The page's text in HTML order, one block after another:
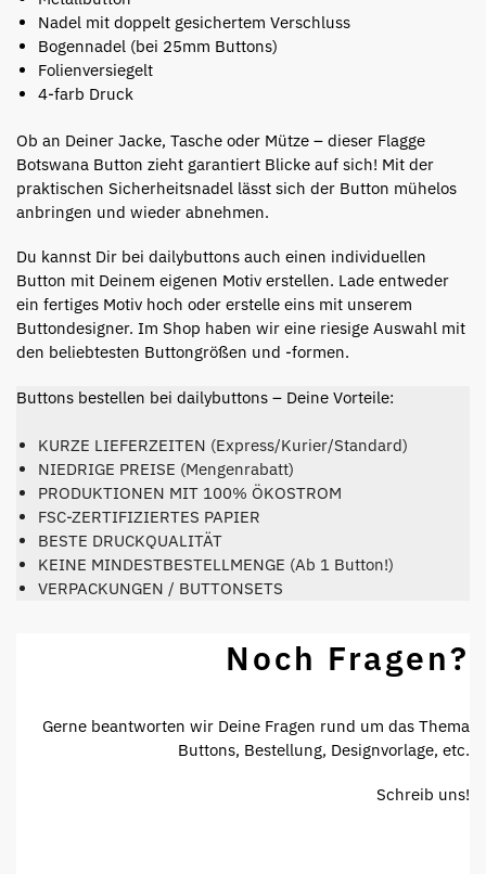
Nadel mit doppelt gesichertem Verschluss
Bogennadel (bei 25mm Buttons)
Folienversiegelt
4-farb Druck
Ob an Deiner Jacke, Tasche oder Mütze – dieser Flagge
Botswana Button zieht garantiert Blicke auf sich! Mit der
praktischen Sicherheitsnadel lässt sich der Button mühelos
anbringen und wieder abnehmen.
Du kannst Dir bei dailybuttons auch einen individuellen
Button mit Deinem eigenen Motiv erstellen. Lade entweder
ein fertiges Motiv hoch oder erstelle eins mit unserem
Buttondesigner. Im Shop haben wir eine riesige Auswahl mit
den beliebtesten Buttongrößen und -formen.
Buttons bestellen bei dailybuttons – Deine Vorteile:
KURZE LIEFERZEITEN (Express/Kurier/Standard)
NIEDRIGE PREISE (Mengenrabatt)
PRODUKTIONEN MIT 100% ÖKOSTROM
FSC-ZERTIFIZIERTES PAPIER
BESTE DRUCKQUALITÄT
KEINE MINDESTBESTELLMENGE (Ab 1 Button!)
VERPACKUNGEN / BUTTONSETS
Noch Fragen?
Gerne beantworten wir Deine Fragen rund um das Thema
Buttons, Bestellung, Designvorlage, etc.
Schreib uns!